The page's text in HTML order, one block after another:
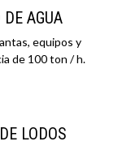
AGUA
equipos y
de 100 ton / h.
LODOS